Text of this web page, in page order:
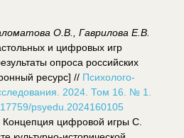
О.В., Гаврилова Е.В.
и цифровых игр
опроса российских
ресурс] // Психолого-
2024. Том 16. № 1.
psyedu.2024160105
Концепция цифровой игры С.